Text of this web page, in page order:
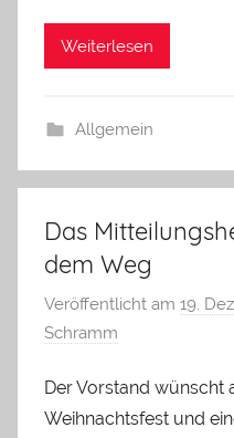
Weiterlesen
Allgemein
Das
dem Weg
Veröffentlicht am 19.
Schramm
Der Vorstand wünscht
Weihnachtsfest und